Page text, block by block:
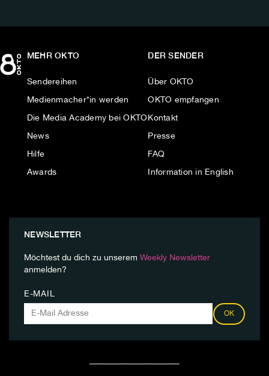
MEHR OKTO
Sendereihen
Medienmacher*in werden
Die Media Academy bei OKTO
News
Hilfe
Awards
DER SENDER
Über OKTO
OKTO empfangen
Kontakt
Presse
FAQ
Information in English
NEWSLETTER
Möchtest du dich zu unserem Weekly Newsletter
anmelden?
E-MAIL
OK